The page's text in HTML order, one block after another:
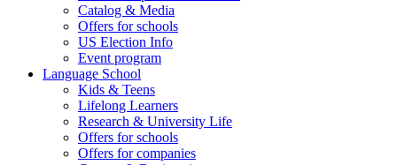
Catalog & Media
Offers for schools
US Election Info
Event program
Language School
Kids & Teens
Lifelong Learners
Research & University Life
Offers for schools
Offers for companies